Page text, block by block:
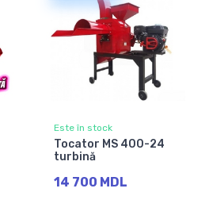
Este în stock
Tocator MS 400-24
turbină
14 700 MDL